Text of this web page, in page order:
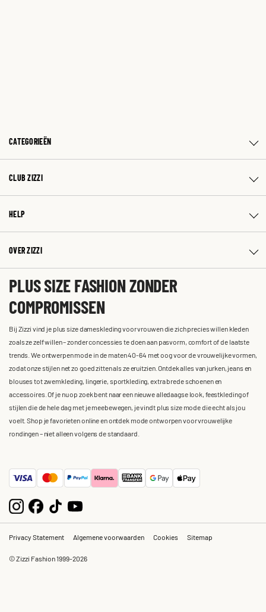
CATEGORIEËN
CLUB ZIZZI
HELP
OVER ZIZZI
PLUS SIZE FASHION ZONDER
COMPROMISSEN
Bij Zizzi vind je plus size dameskleding voor vrouwen die zich precies willen kleden
zoals ze zelf willen – zonder concessies te doen aan pasvorm, comfort of de laatste
trends. We ontwerpen mode in de maten 40-64 met oog voor de vrouwelijke vormen,
zodat onze stijlen net zo goed zitten als ze eruitzien. Ontdek alles van jurken, jeans en
blouses tot zwemkleding, lingerie, sportkleding, extra brede schoenen en
accessoires. Of je nu op zoek bent naar een nieuwe alledaagse look, feestkleding of
stijlen die de hele dag met je meebewegen, je vindt plus size mode die echt als jou
voelt. Shop je favorieten online en ontdek mode ontworpen voor vrouwelijke
rondingen – niet alleen volgens de standaard.
Privacy Statement Algemene voorwaarden Cookies Sitemap
© Zizzi Fashion 1999-2026